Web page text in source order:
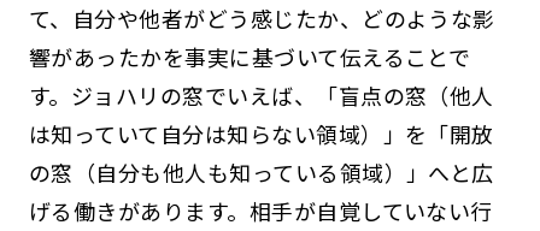
て、自分や他者がどう感じたか、どのような影
響があったかを事実に基づいて伝えることで
す。ジョハリの窓でいえば、「盲点の窓（他人
は知っていて自分は知らない領域）」を「開放
の窓（自分も他人も知っている領域）」へと広
げる働きがあります。相手が自覚していない行